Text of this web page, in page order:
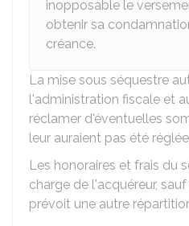
inopposable le
obtenir sa
créance.
La mise sous séquestre
l'administration fiscale et
réclamer d'éventuelles
leur auraient pas été
Les honoraires et frais du
charge de l'acquéreur,
prévoit une autre